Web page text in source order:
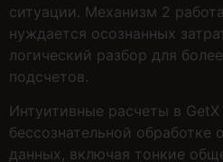
ситуации. Механизм 2
нуждается осознанных
логический разбор для
подсчетов.
Интуитивные расчеты в
бессознательной обработке
данных, включая тонкие